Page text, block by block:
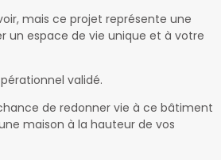
mais ce projet représente une
un espace de vie unique et à votre
validé.
de redonner vie à ce bâtiment
maison à la hauteur de vos